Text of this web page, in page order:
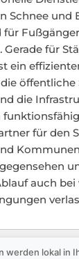
Schnee und
für
Gerade für
ein
öffentliche
die
für den
auch bei
werden lokal in